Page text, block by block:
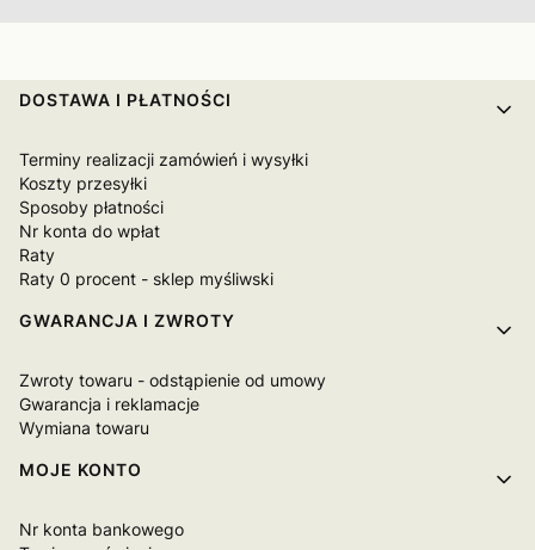
Linki w stopce
DOSTAWA I PŁATNOŚCI
Terminy realizacji zamówień i wysyłki
Koszty przesyłki
Sposoby płatności
Nr konta do wpłat
Raty
Raty 0 procent - sklep myśliwski
GWARANCJA I ZWROTY
Zwroty towaru - odstąpienie od umowy
Gwarancja i reklamacje
Wymiana towaru
MOJE KONTO
Nr konta bankowego